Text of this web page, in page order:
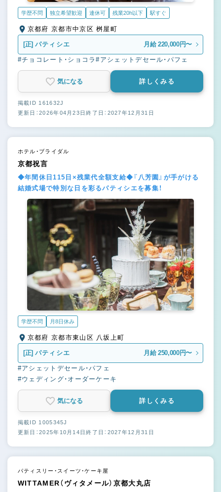
学歴不問 独立希望歓迎 連休可 残業20h以下 駅すぐ
京都府 京都市中京区 桝屋町
[正] パティシエ 月給 220,000円〜
#チョコレート・ショコラ#アシェットデセール・パフェ
気になる 詳しくみる
掲載ID 161632J
更新日：2026年04月23日終了日：2027年12月31日
ホテル・ブライダル
京都祝言
◆年間休日115日×残業代全額支給◆『八芳園』が手がける
結婚式場で特別な日を彩るパティシエを募集！
学歴不問 月8日休み
京都府 京都市東山区 八坂上町
[正] パティシエ 月給 250,000円〜
#アシェットデセール・パフェ
#ウェディング・オーダーケーキ
気になる 詳しくみる
掲載ID 1005345J
更新日：2025年10月14日終了日：2027年12月31日
パティスリー・スイーツ・ケーキ屋
WITTAMER（ヴィタメール）京都大丸店